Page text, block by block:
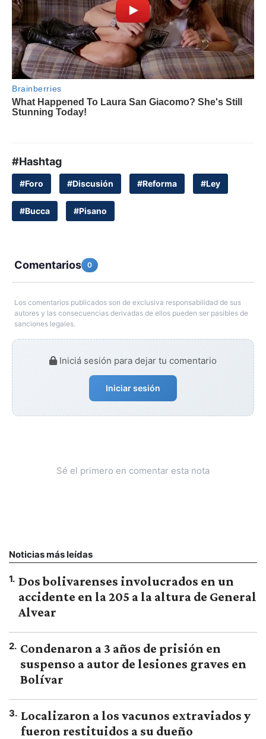
#Hashtag
#Foro #Discusión #Reforma #Ley
#Bucca #Pisano
Comentarios 0
Los comentarios publicados son de exclusiva responsabilidad de sus
autores y las consecuencias derivadas de ellos pueden ser pasibles de
sanciones legales.
Iniciá sesión para dejar tu comentario
Iniciar sesión
Sé el primero en comentar esta nota
Noticias más leídas
1. Dos bolivarenses involucrados en un
accidente en la 205 a la altura de General
Alvear
2. Condenaron a 3 años de prisión en
suspenso a autor de lesiones graves en
Bolívar
3. Localizaron a los vacunos extraviados y
fueron restituidos a su dueño